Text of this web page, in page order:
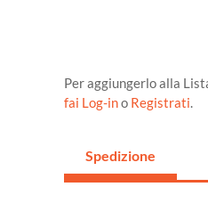
Per aggiungerlo alla
fai Log-ino Registrati.
Spedizione